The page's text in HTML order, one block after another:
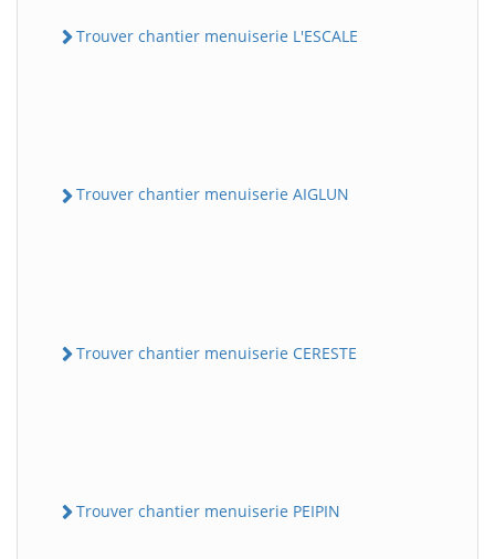
Trouver chantier menuiserie L'ESCALE
Trouver chantier menuiserie AIGLUN
Trouver chantier menuiserie CERESTE
Trouver chantier menuiserie PEIPIN